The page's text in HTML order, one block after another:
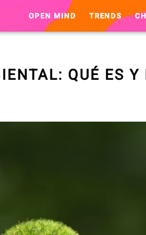
OPEN MIND TRENDS
QUÉ ES Y